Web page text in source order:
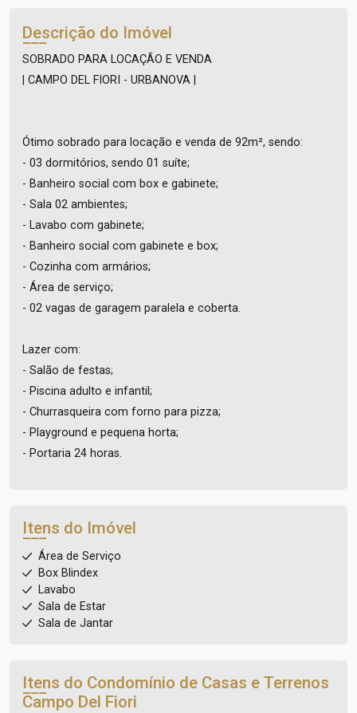
Descrição do Imóvel
SOBRADO PARA LOCAÇÃO E VENDA
| CAMPO DEL FIORI - URBANOVA |
Ótimo sobrado para locação e venda de 92m², sendo:
- 03 dormitórios, sendo 01 suíte;
- Banheiro social com box e gabinete;
- Sala 02 ambientes;
- Lavabo com gabinete;
- Banheiro social com gabinete e box;
- Cozinha com armários;
- Área de serviço;
- 02 vagas de garagem paralela e coberta.
Lazer com:
- Salão de festas;
- Piscina adulto e infantil;
- Churrasqueira com forno para pizza;
- Playground e pequena horta;
- Portaria 24 horas.
Itens do Imóvel
Área de Serviço
Box Blindex
Lavabo
Sala de Estar
Sala de Jantar
Itens do Condomínio de Casas e Terrenos
Campo Del Fiori